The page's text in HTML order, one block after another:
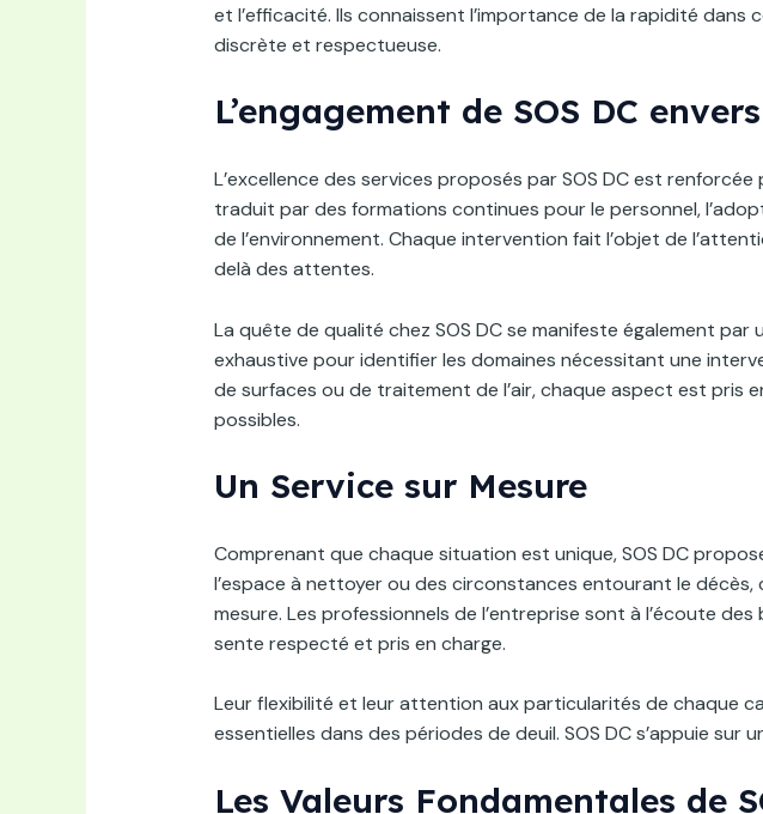
et l’efficacité. Ils connaissent l’importance de la rapidité
discrète et respectueuse.
L’engagement de SOS DC
L’excellence des services proposés par SOS DC est
traduit par des formations continues pour le personnel,
de l’environnement. Chaque intervention fait l’objet de
delà des attentes.
La quête de qualité chez SOS DC se manifeste également
exhaustive pour identifier les domaines nécessitant une
de surfaces ou de traitement de l’air, chaque aspect est pris
possibles.
Un Service sur Mesure
Comprenant que chaque situation est unique, SOS DC
l’espace à nettoyer ou des circonstances entourant le
mesure. Les professionnels de l’entreprise sont à l’écoute
sente respecté et pris en charge.
Leur flexibilité et leur attention aux particularités de chaque
essentielles dans des périodes de deuil. SOS DC s’appuie sur
Les Valeurs Fondamentales de